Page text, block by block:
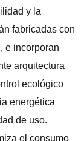
y la
fabricadas con
e incorporan
arquitectura
ecológico
energética
de uso.
el consumo